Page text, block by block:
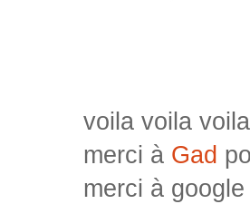
voila voila voila
merci à Gad
merci à